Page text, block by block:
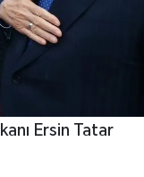
Ersin Tatar